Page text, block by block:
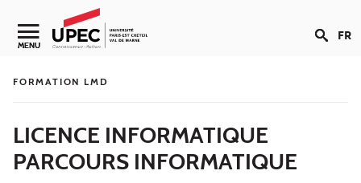
Aller au contenu
Navigation secondaire
MENU FR
FORMATION LMD
LICENCE INFORMATIQUE
PARCOURS INFORMATIQUE